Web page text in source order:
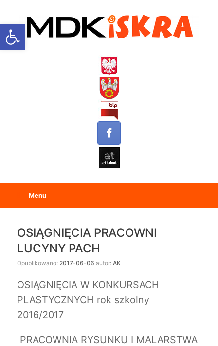
Open toolbar
Menu
OSIĄGNIĘCIA PRACOWNI
LUCYNY PACH
Opublikowano: 2017-06-06 autor: AK
OSIĄGNIĘCIA W KONKURSACH
PLASTYCZNYCH rok szkolny
2016/2017
PRACOWNIA RYSUNKU I MALARSTWA